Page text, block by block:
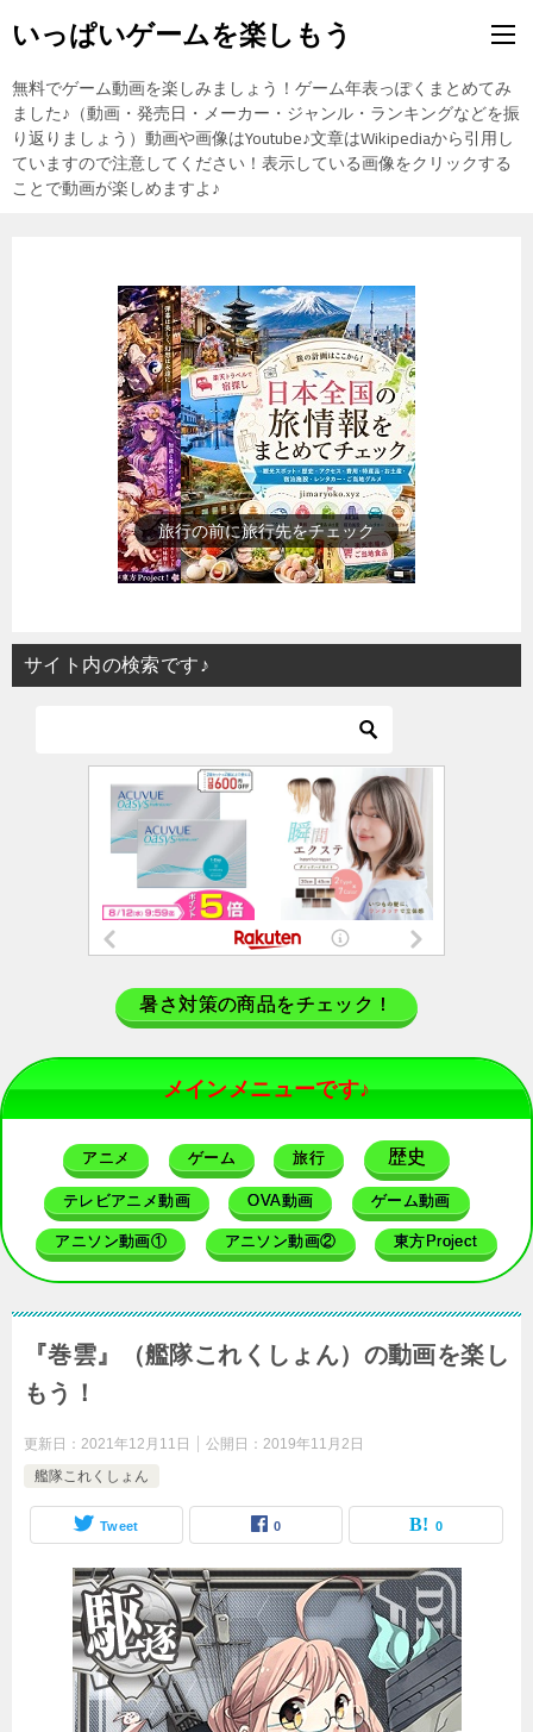
いっぱいゲームを楽しもう
無料でゲーム動画を楽しみましょう！ゲーム年表っぽくまとめてみ
ました♪（動画・発売日・メーカー・ジャンル・ランキングなどを振
り返りましょう）動画や画像はYoutube♪文章はWikipediaから引用し
ていますので注意してください！表示している画像をクリックする
ことで動画が楽しめますよ♪
旅行の前に旅行先をチェック
サイト内の検索です♪
暑さ対策の商品をチェック！
メインメニューです♪
アニメ ゲーム 旅行 歴史
テレビアニメ動画 OVA動画 ゲーム動画
アニソン動画① アニソン動画② 東方Project
『巻雲』（艦隊これくしょん）の動画を楽し
もう！
更新日： 2021年12月11日 公開日： 2019年11月2日
艦隊これくしょん
Tweet 0 0